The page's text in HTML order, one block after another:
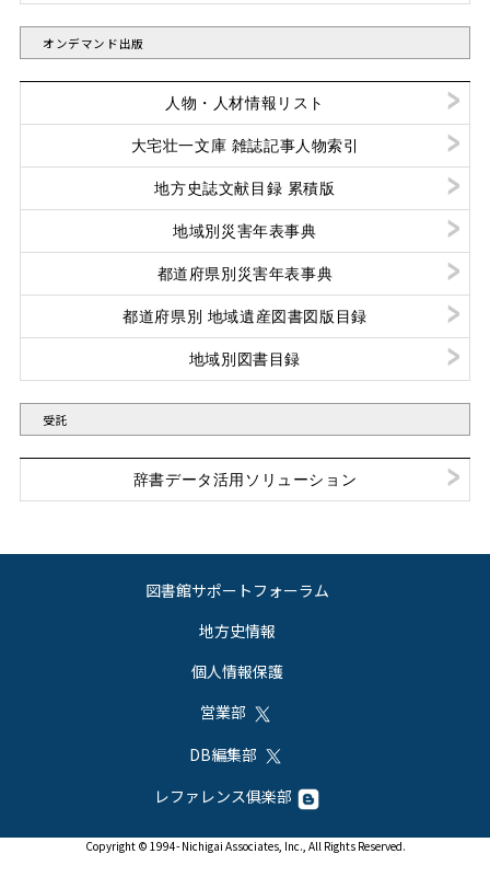
オンデマンド出版
人物・人材情報リスト
大宅壮一文庫 雑誌記事人物索引
地方史誌文献目録 累積版
地域別災害年表事典
都道府県別災害年表事典
都道府県別 地域遺産図書図版目録
地域別図書目録
受託
辞書データ活用ソリューション
図書館サポートフォーラム
地方史情報
個人情報保護
営業部
DB編集部
レファレンス俱楽部
Copyright © 1994- Nichigai Associates, Inc., All Rights Reserved.